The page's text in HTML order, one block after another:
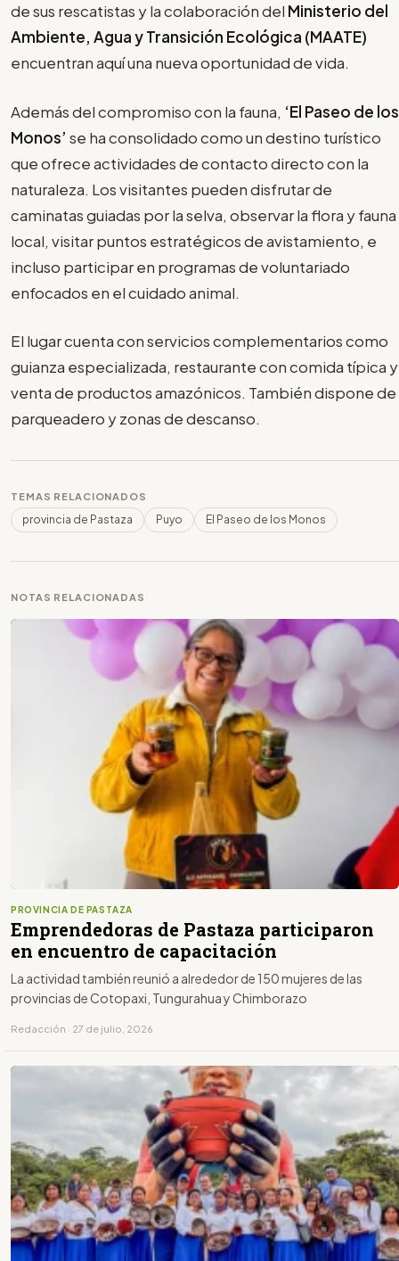
de sus rescatistas y la colaboración del Ministerio del
Ambiente, Agua y Transición Ecológica (MAATE)
encuentran aquí una nueva oportunidad de vida.
Además del compromiso con la fauna, ‘El Paseo de los
Monos’ se ha consolidado como un destino turístico
que ofrece actividades de contacto directo con la
naturaleza. Los visitantes pueden disfrutar de
caminatas guiadas por la selva, observar la flora y fauna
local, visitar puntos estratégicos de avistamiento, e
incluso participar en programas de voluntariado
enfocados en el cuidado animal.
El lugar cuenta con servicios complementarios como
guianza especializada, restaurante con comida típica y
venta de productos amazónicos. También dispone de
parqueadero y zonas de descanso.
TEMAS RELACIONADOS
provincia de Pastaza Puyo El Paseo de los Monos
NOTAS RELACIONADAS
PROVINCIA DE PASTAZA
Emprendedoras de Pastaza participaron
en encuentro de capacitación
La actividad también reunió a alrededor de 150 mujeres de las
provincias de Cotopaxi, Tungurahua y Chimborazo
Redacción · 27 de julio, 2026